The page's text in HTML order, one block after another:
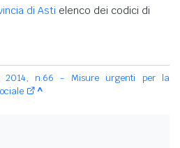
di Asti elenco dei codici di
2014, n.66 - Misure urgenti per la
^